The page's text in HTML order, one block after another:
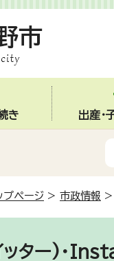
き 出産・
プページ > 市政情報 >
ッター)・